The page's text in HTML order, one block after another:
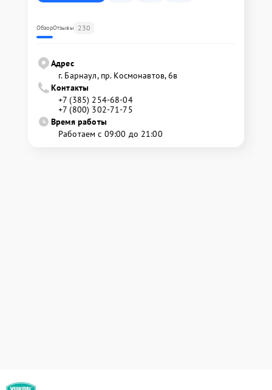
ОбзорОтзывы 230
Адрес
г. Барнаул, ​пр. Космонавтов, 6в
Контакты
+7 (385) 254-68-04
+7 (800) 302-71-75
Время работы
Работаем с 09:00 до 21:00